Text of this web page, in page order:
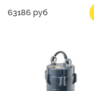
63186 руб